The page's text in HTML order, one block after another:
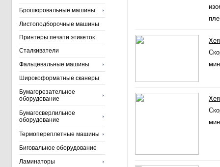
Брошюровальные машины
Листоподборочные машины
Принтеры печати этикеток
Сталкиватели
Фальцевальные машины
Широкоформатные сканеры
Бумагорезательное
оборудование
Бумагосверлильное
оборудование
Термопереплетные машины
Биговальное оборудование
Ламинаторы